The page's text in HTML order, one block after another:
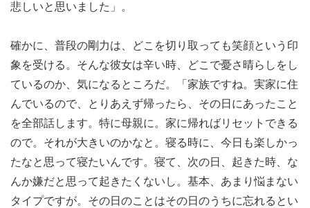
悲しいと思いました」。
確かに、普段の剛力は、どこを切り取っても笑顔という印
象を受ける。そんな彼女は辛い時、どこで憂さ晴らしをし
ているのか、気になるところだ。「家族ですね。実家に住
んでいるので、とりあえず帰ったら、その日にあったこと
を全部話します。特に母親に。家に帰ればリセットできる
ので。それが大きいのかなと。寝る時に、今日も楽しかっ
たなと思って寝たいんです。寝て、次の日、起きた時、な
んか嫌だと思って起きたくないし。基本、あまり悩まない
タイプですが。その日のことはその日のうちに忘れるとい